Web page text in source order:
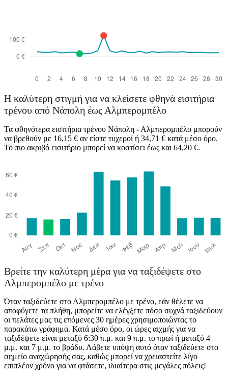
Η καλύτερη στιγμή για να κλείσετε φθηνά εισιτήρια
τρένου από Νάπολη έως Αλμπερομπέλο
Τα φθηνότερα εισιτήρια τρένου Νάπολη - Αλμπερομπέλο μπορούν
να βρεθούν με 16,15 € αν είστε τυχεροί ή 34,71 € κατά μέσο όρο.
Το πιο ακριβό εισιτήριο μπορεί να κοστίσει έως και 64,20 €.
Βρείτε την καλύτερη μέρα για να ταξιδέψετε στο
Αλμπερομπέλο με τρένο
Όταν ταξιδεύετε στο Αλμπερομπέλο με τρένο, εάν θέλετε να
αποφύγετε τα πλήθη, μπορείτε να ελέγξετε πόσο συχνά ταξιδεύουν
οι πελάτες μας τις επόμενες 30 ημέρες χρησιμοποιώντας το
παρακάτω γράφημα. Κατά μέσο όρο, οι ώρες αιχμής για να
ταξιδέψετε είναι μεταξύ 6:30 π.μ. και 9 π.μ. το πρωί ή μεταξύ 4
μ.μ. και 7 μ.μ. το βράδυ. Λάβετε υπόψη αυτό όταν ταξιδεύετε στο
σημείο αναχώρησής σας, καθώς μπορεί να χρειαστείτε λίγο
επιπλέον χρόνο για να φτάσετε, ιδιαίτερα στις μεγάλες πόλεις!